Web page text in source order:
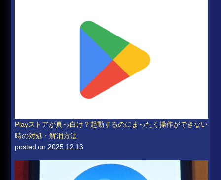
Playストアが真っ白け？起動するのにまったく操作ができない
時の対処・解消方法
posted on 2025.12.13